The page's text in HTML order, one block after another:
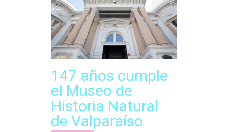
147 años cumple
el Museo de
Historia Natural
de Valparaíso